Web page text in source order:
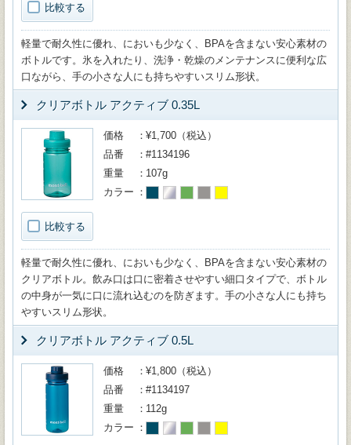
比較する
軽量で耐久性に優れ、においも少なく、BPAを含まない安心素材の
ボトルです。氷を入れたり、洗浄・乾燥のメンテナンスに便利な広
口ながら、手の小さな人にも持ちやすいスリム形状。
クリアボトル アクティブ 0.35L
比較する
価格
¥1,700（税込）
品番
#1134196
重量
107g
カラー
軽量で耐久性に優れ、においも少なく、BPAを含まない安心素材の
クリアボトル。飲み口は口に密着させやすい細口タイプで、ボトル
の中身が一気に口に流れ込むのを防ぎます。手の小さな人にも持ち
やすいスリム形状。
クリアボトル アクティブ 0.5L
価格
¥1,800（税込）
品番
#1134197
重量
112g
カラー